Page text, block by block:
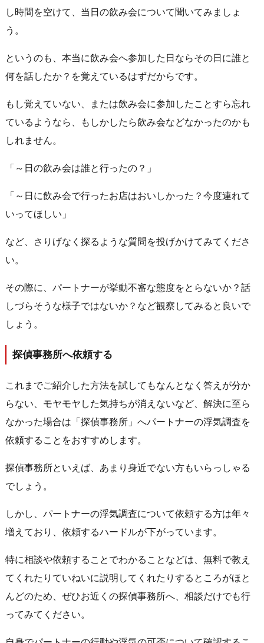
し時間を空けて、当日の飲み会について聞いてみましょ
う。
というのも、本当に飲み会へ参加した日ならその日に誰と
何を話したか？を覚えているはずだからです。
もし覚えていない、または飲み会に参加したことすら忘れ
ているようなら、もしかしたら飲み会などなかったのかも
しれません。
「～日の飲み会は誰と行ったの？」
「～日に飲み会で行ったお店はおいしかった？今度連れて
いってほしい」
など、さりげなく探るような質問を投げかけてみてくださ
い。
その際に、パートナーが挙動不審な態度をとらないか？話
しづらそうな様子ではないか？など観察してみると良いで
しょう。
探偵事務所へ依頼する
これまでご紹介した方法を試してもなんとなく答えが分か
らない、モヤモヤした気持ちが消えないなど、解決に至ら
なかった場合は「探偵事務所」へパートナーの浮気調査を
依頼することをおすすめします。
探偵事務所といえば、あまり身近でない方もいらっしゃる
でしょう。
しかし、パートナーの浮気調査について依頼する方は年々
増えており、依頼するハードルが下がっています。
特に相談や依頼することでわかることなどは、無料で教え
てくれたりていねいに説明してくれたりするところがほと
んどのため、ぜひお近くの探偵事務所へ、相談だけでも行
ってみてください。